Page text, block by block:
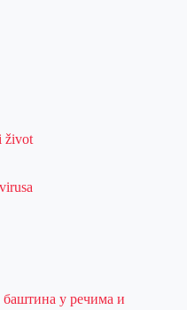
život
баштина у речима и